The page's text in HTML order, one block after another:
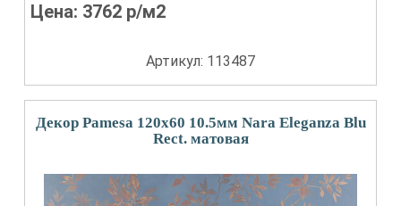
Цена: 3762 р/м2
Артикул: 113487
Декор Pamesa 120x60 10.5мм Nara Eleganza Blu
Rect. матовая